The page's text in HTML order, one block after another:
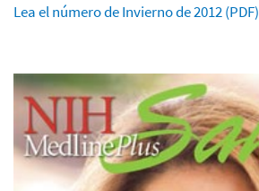
Lea el número de Invierno de 2012 (PDF)